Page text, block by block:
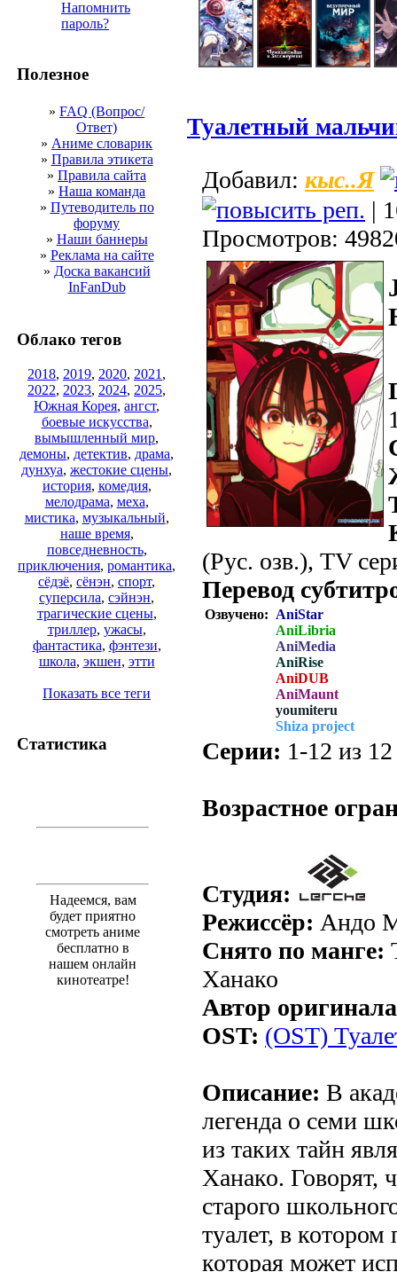
Напомнить
пароль?
Полезное
» FAQ (Вопрос/
Ответ)
» Аниме словарик
» Правила этикета
» Правила сайта
» Наша команда
» Путеводитель по
форуму
» Наши баннеры
» Реклама на сайте
» Доска вакансий
InFanDub
Облако тегов
2018, 2019, 2020, 2021 ,
2022, 2023, 2024, 2025,
Южная Корея, ангст,
боевые искусства,
вымышленный мир,
демоны, детектив, драма,
дунхуа, жестокие сцены,
история, комедия,
мелодрама, меха,
мистика, музыкальный,
наше время,
повседневность,
приключения, романтика,
сёдзё, сёнэн, спорт,
суперсила, сэйнэн,
трагические сцены,
триллер, ужасы,
фантастика, фэнтези,
школа, экшен, этти
Показать все теги
Статистика
Надеемся, вам
будет приятно
смотреть аниме
бесплатно в
нашем онлайн
кинотеатре!
Туалетный
Добавил: кыс..Я
|
Просмотров:
(Рус. озв.), TV
Перевод
Озвучено: AniStar
AniLibria
AniMedia
AniRise
AniDUB
AniMaunt
youmiteru
Shiza project
Серии: 1-12 из
Возрастное
Студия:
Режиссёр: Андо
Снято по манге:
Ханако
Автор
OST: (OST)
Описание: В
легенда о семи
из таких тайн
Ханако. Говорят,
старого
туалет, в котором
которая может